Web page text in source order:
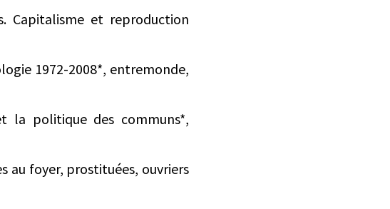
Capitalisme et reproduction
1972-2008*, entremonde,
la politique des communs*,
au foyer, prostituées, ouvriers